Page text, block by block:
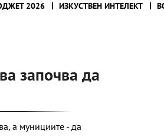
2026 ИЗКУСТВЕН ИНТЕЛЕКТ
започва да
а мунициите - да